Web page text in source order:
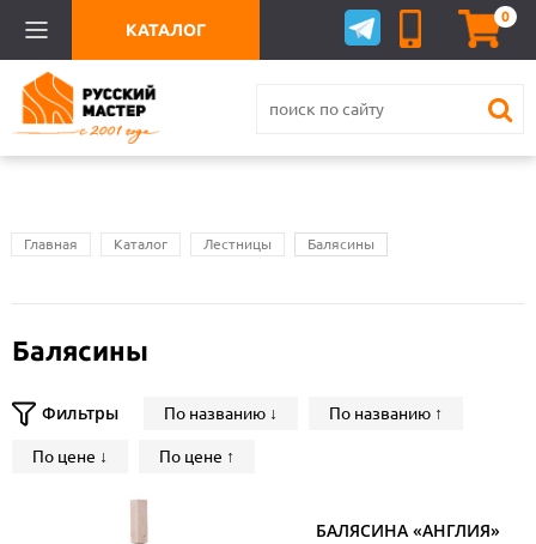
0
КАТАЛОГ
Главная Каталог Лестницы Балясины
Балясины
Фильтры По названию ↓ По названию ↑
По цене ↓ По цене ↑
БАЛЯСИНА «АНГЛИЯ»